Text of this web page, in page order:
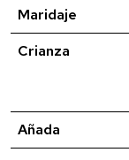
Maridaje
Crianza
Añada